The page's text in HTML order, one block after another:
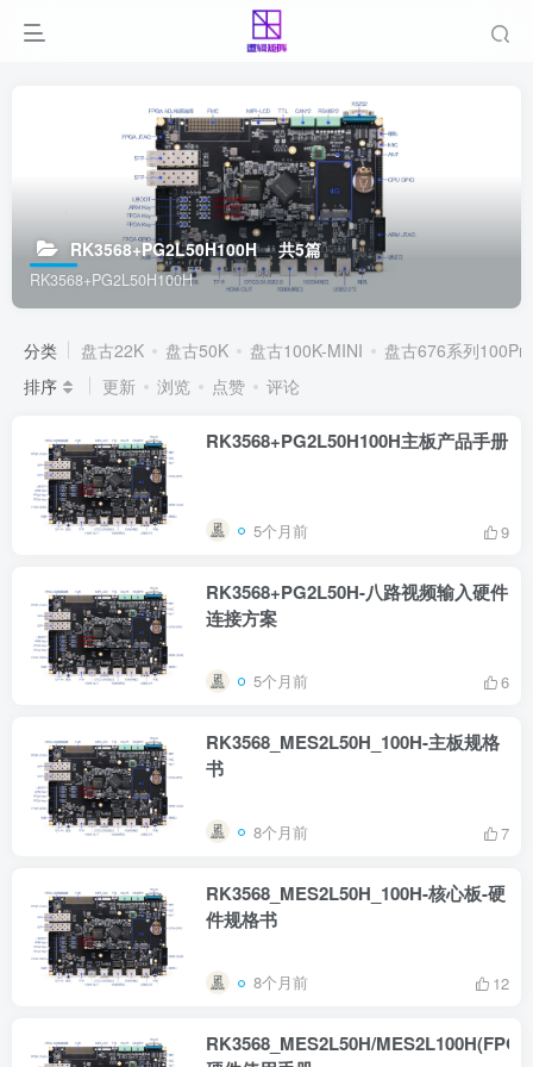
RK3568+PG2L50H100H 共5篇
RK3568+PG2L50H100H
分类 盘古22K 盘古50K 盘古100K-MINI
盘古676系列
排序
更新 浏览 点赞 评论
RK3568+PG2L50H100H主板产品手册
5个月前 9
RK3568+PG2L50H-八路视频输入硬件
连接方案
5个月前 6
RK3568_MES2L50H_100H-主板规格
书
8个月前 7
RK3568_MES2L50H_100H-核心板-硬
件规格书
8个月前 12
RK3568_MES2L50H/